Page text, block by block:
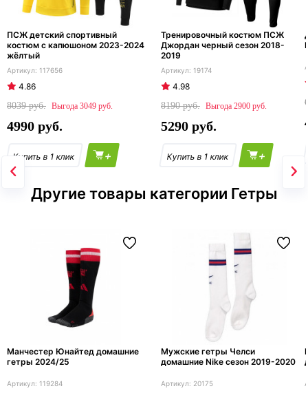
ПСЖ детский спортивный
костюм с капюшоном 2023-2024
жёлтый
117656
4.86
8039
3049
4990
+
Тренировочный костюм ПСЖ
Джордан черный сезон 2018-
2019
19174
4.98
8190
2900
5290
+
Другие товары категории Гетры
Манчестер Юнайтед домашние
гетры 2024/25
119284
Мужские гетры Челси
домашние Nike сезон 2019-2020
20175